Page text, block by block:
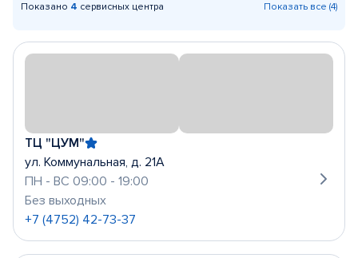
Показано 4 сервисных центра Показать все (4)
ТЦ "ЦУМ"
ул. Коммунальная, д. 21А
ПН - ВС 09:00 - 19:00
Без выходных
+7 (4752) 42-73-37